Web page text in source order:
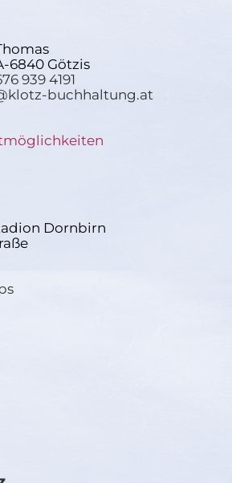
6840 Götzis
939 4191
buchhaltung.at
Dornbirn